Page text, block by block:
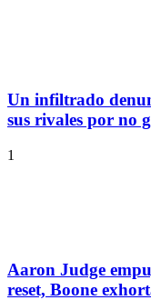
Un infiltrado
sus rivales por no
1
Aaron Judge
reset, Boone